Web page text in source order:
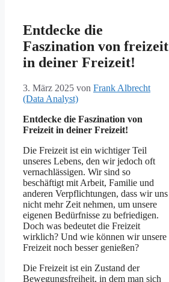
Entdecke die
Faszination von freizeit
in deiner Freizeit!
3. März 2025 von Frank Albrecht
(Data Analyst)
Entdecke die Faszination von
Freizeit in deiner Freizeit!
Die Freizeit ist ein wichtiger Teil
unseres Lebens, den wir jedoch oft
vernachlässigen. Wir sind so
beschäftigt mit Arbeit, Familie und
anderen Verpflichtungen, dass wir uns
nicht mehr Zeit nehmen, um unsere
eigenen Bedürfnisse zu befriedigen.
Doch was bedeutet die Freizeit
wirklich? Und wie können wir unsere
Freizeit noch besser genießen?
Die Freizeit ist ein Zustand der
Bewegungsfreiheit, in dem man sich